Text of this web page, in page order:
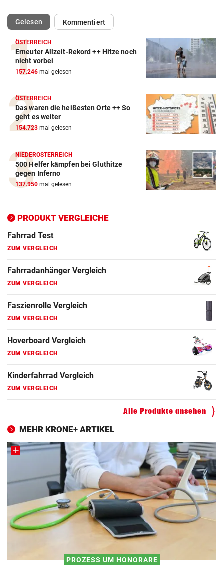
Gelesen(ausgewählt)Kommentiert
ÖSTERREICH
Erneuter Allzeit-Rekord ++ Hitze noch
nicht vorbei
157.246 mal gelesen
ÖSTERREICH
Das waren die heißesten Orte ++ So
geht es weiter
154.723 mal gelesen
NIEDERÖSTERREICH
500 Helfer kämpfen bei Gluthitze
gegen Inferno
137.950 mal gelesen
PRODUKT VERGLEICHE
Action-Cam Vergleich
ZUM VERGLEICH
Crosstrainer Vergleich
ZUM VERGLEICH
E-Bike Vergleich
ZUM VERGLEICH
Elektro-Scooter Vergleich
ZUM VERGLEICH
ZUM VERGLEICH
Fahrrad Test
ZUM VERGLEICH
Fahrradanhänger Vergleich
ZUM VERGLEICH
Faszienrolle Vergleich
ZUM VERGLEICH
Hoverboard Vergleich
ZUM VERGLEICH
Kinderfahrrad Vergleich
ZUM VERGLEICH
Alle Produkte ansehen
MEHR KRONE+ ARTIKEL
PROZESS UM HONORARE